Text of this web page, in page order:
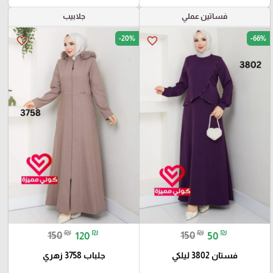
فساتين عملي
favorite_border -66%
150₪ 50 ₪
فستان 3802 ليلكي
جلابيب
favorite_border -20%
150₪ 120 ₪
جلباب 3758 زهري